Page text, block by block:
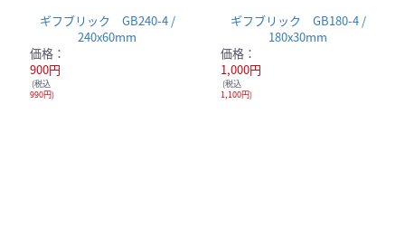
ギフブリック GB240-4 /
240x60mm
価格：
900円
(税込
990円)
ギフブリック GB180-4 /
180x30mm
価格：
1,000円
(税込
1,100円)